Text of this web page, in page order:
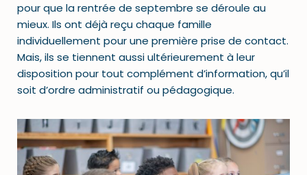
pour que la rentrée de septembre se déroule au
mieux. Ils ont déjà reçu chaque famille
individuellement pour une première prise de contact.
Mais, ils se tiennent aussi ultérieurement à leur
disposition pour tout complément d’information, qu’il
soit d’ordre administratif ou pédagogique.